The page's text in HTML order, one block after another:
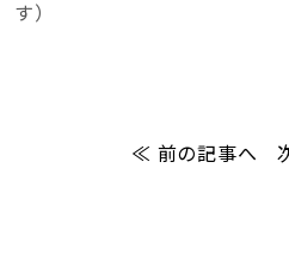
す）
≪ 前の記事へ